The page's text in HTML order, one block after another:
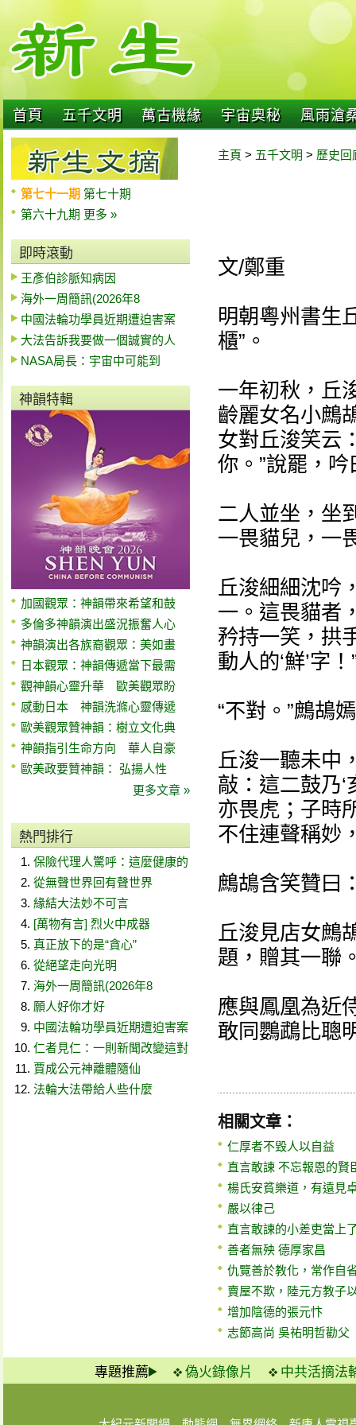
首頁 五千文明 萬古機緣 宇宙奧秘 風雨滄
第七十一期 第七十期
第六十九期 更多 »
即時滾動
王彥伯診脈知病因
海外一周簡訊(2026年8
中國法輪功學員近期遭迫害案
大法告訴我要做一個誠實的人
NASA局長：宇宙中可能到
神韻特輯
加國觀眾：神韻帶來希望和鼓
多倫多神韻演出盛況振奮人心
神韻演出各族裔觀眾：美如畫
日本觀眾：神韻傳遞當下最需
觀神韻心靈升華 歐美觀眾盼
感動日本 神韻洗滌心靈傳遞
歐美觀眾贊神韻：樹立文化典
神韻指引生命方向 華人自豪
歐美政要贊神韻： 弘揚人性
更多文章 »
熱門排行
保險代理人驚呼：這麼健康的
從無聲世界回有聲世界
緣結大法妙不可言
[萬物有言] 烈火中成器
真正放下的是“貪心”
從絕望走向光明
海外一周簡訊(2026年8
願人好你才好
中國法輪功學員近期遭迫害案
仁者見仁：一則新聞改變這對
賈成公元神離體隨仙
法輪大法帶給人些什麼
主頁 > 五千文明 > 歷史回
文/鄭重
明朝粵州書生
櫃”。
一年初秋，丘
齡麗女名小鷓
女對丘浚笑云
你。”說罷，吟
二人並坐，坐
一畏貓兒，一
丘浚細細沈吟
一。這畏貓者
矜持一笑，拱
動人的‘鮮’字！
“不對。”鷓鴣
丘浚一聽未中
敲：這二鼓乃‘
亦畏虎；子時
不住連聲稱妙
鷓鴣含笑贊曰
丘浚見店女鷓
題，贈其一聯
應與鳳凰為近
敢同鸚鵡比聰
相關文章：
仁厚者不毀人以自益
直言敢諫 不忘報恩的賢
楊氏安貧樂道，有遠見
嚴以律己
直言敢諫的小差吏當上
善者無殃 德厚家昌
仇覽善於教化，常作自
賣屋不欺，陸元方教子
增加陰德的張元忭
志節高尚 吳祐明哲勸父
專題推薦 偽火錄像片 中共活摘法